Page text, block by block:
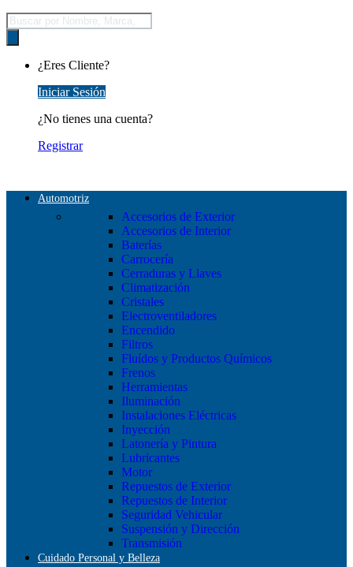
Búsqueda
de
productos
¿Eres Cliente?
Iniciar Sesión
¿No tienes una cuenta?
Registrar
Automotriz
Accesorios de Exterior
Accesorios de Interior
Baterías
Carrocería
Cerraduras y Llaves
Climatización
Cristales
Electroventiladores
Encendido
Filtros
Fluídos y Productos Químicos
Frenos
Herramientas
Iluminación
Instalaciones Eléctricas
Inyección
Latonería y Pintura
Lubricantes
Motor
Repuestos de Exterior
Repuestos de Interior
Seguridad Vehicular
Suspensión y Dirección
Transmisión
Cuidado Personal y Belleza